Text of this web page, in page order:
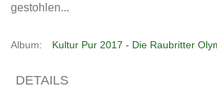
gestohlen...
Album: Kultur Pur 2017 - Die Raubritter
DETAILS